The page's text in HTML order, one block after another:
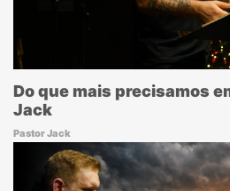
Do que mais precisamos
Jack
Pastor Jack